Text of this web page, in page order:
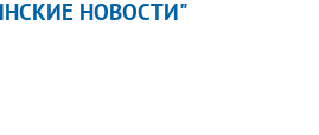
НОВОСТИ"